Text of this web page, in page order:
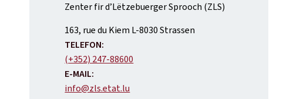
Zenter fir d’Lëtzebuerger Sprooch (ZLS)
ADRESS:
163, rue du Kiem L-8030 Strassen
TELEFON:
(+352) 247-88600
E-MAIL:
info@zls.etat.lu